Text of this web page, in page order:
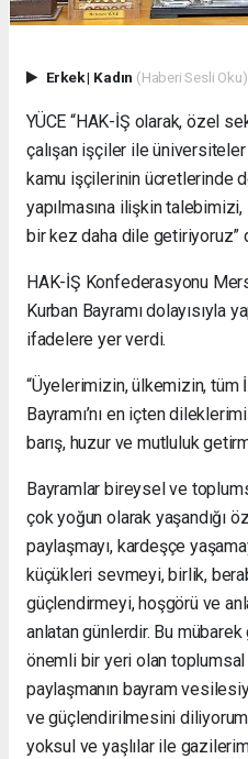
Erkek| Kadın (Haberi Sesli Oku)
YÜCE “HAK-İŞ olarak, özel
çalışan işçiler ile
kamu işçilerinin ücretlerinde
yapılmasına ilişkin
bir kez daha dile getiriyoruz”
HAK-İŞ Konfederasyonu
Kurban Bayramı dolayısıyla
ifadelere yer verdi.
“Üyelerimizin, ülkemizin, tüm
Bayramı’nı en içten
barış, huzur ve mutluluk
Bayramlar bireysel ve
çok yoğun olarak yaşandığı
paylaşmayı, kardeşçe
küçükleri sevmeyi, birlik,
güçlendirmeyi, hoşgörü ve
anlatan günlerdir. Bu
önemli bir yeri olan toplumsal
paylaşmanın bayram
ve güçlendirilmesini
yoksul ve yaşlılar ile